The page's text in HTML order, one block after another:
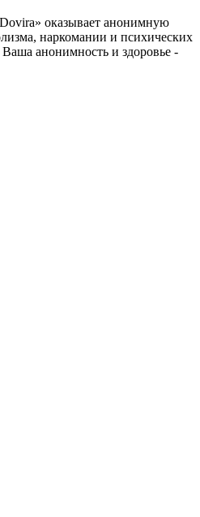
оказывает анонимную
наркомании и психических
Ваша анонимность и здоровье -